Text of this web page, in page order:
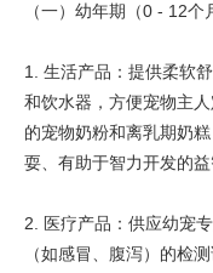
（一）幼年期（0 - 12个
1. 生活产品：提供柔软
和饮水器，方便宠物主
的宠物奶粉和离乳期奶
耍、有助于智力开发的
2. 医疗产品：供应幼宠
（如感冒、腹泻）的检